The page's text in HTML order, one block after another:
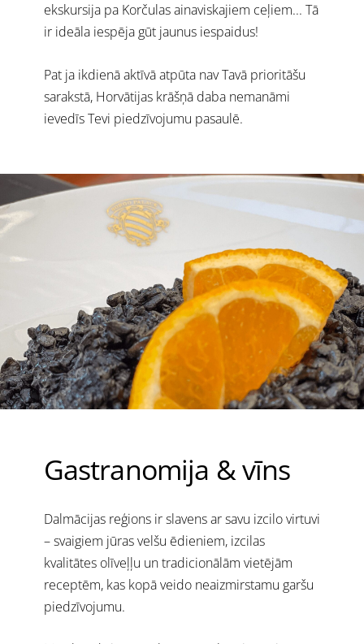
ekskursija pa Korčulas ainaviskajiem ceļiem... Tā
ir ideāla iespēja gūt jaunus iespaidus!
Pat ja ikdienā aktīvā atpūta nav Tavā prioritāšu
sarakstā, Horvātijas krāšņā daba nemanāmi
ievedīs Tevi piedzīvojumu pasaulē.
Gastranomija & vīns
Dalmācijas reģions ir slavens ar savu izcilo virtuvi
– svaigiem jūras velšu ēdieniem, izcilas
kvalitātes olīveļļu un tradicionālām vietējām
receptēm, kas kopā veido neaizmirstamu garšu
piedzīvojumu.